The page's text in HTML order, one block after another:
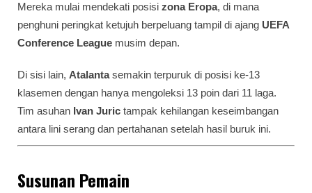
Mereka mulai mendekati posisi zona Eropa, di mana
penghuni peringkat ketujuh berpeluang tampil di ajang UEFA
Conference League musim depan.
Di sisi lain, Atalantasemakin terpuruk di posisi ke-13
klasemen dengan hanya mengoleksi 13 poin dari 11 laga.
Tim asuhan Ivan Juric tampak kehilangan keseimbangan
antara lini serang dan pertahanan setelah hasil buruk ini.
Susunan Pemain